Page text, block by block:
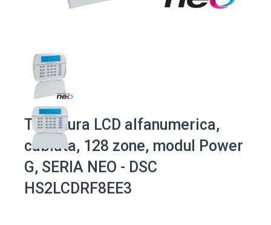
Tastatura LCD alfanumerica,
cablata, 128 zone, modul Power
G, SERIA NEO - DSC
HS2LCDRF8EE3